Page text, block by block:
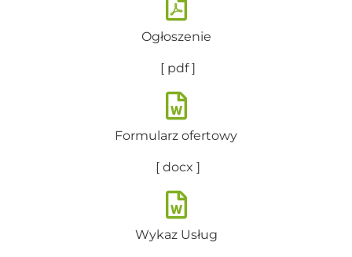
Ogłoszenie
[ pdf ]
Formularz ofertowy
[ docx ]
Wykaz Usług